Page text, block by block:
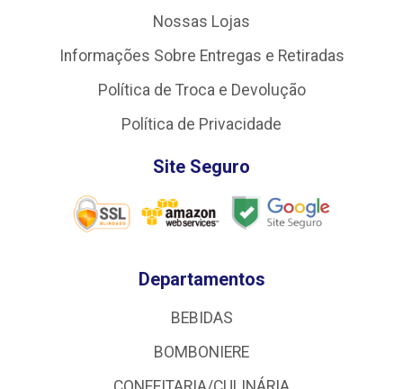
Nossas Lojas
Informações Sobre Entregas e Retiradas
Política de Troca e Devolução
Política de Privacidade
Site Seguro
Departamentos
BEBIDAS
BOMBONIERE